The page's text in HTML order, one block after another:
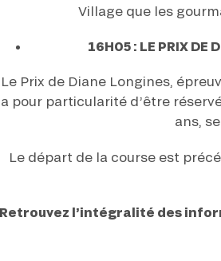
Village que les
16H05 : LE PRIX DE
Le Prix de Diane Longines,
a pour particularité d’être
ans,
Le départ de la course est
Retrouvez l’intégralité des